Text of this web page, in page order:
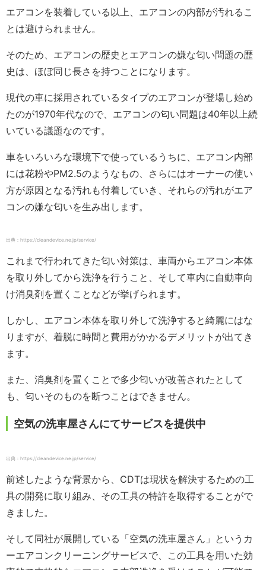
エアコンを装着している以上、エアコンの内部が汚れるこ
とは避けられません。
そのため、エアコンの歴史とエアコンの嫌な匂い問題の歴
史は、ほぼ同じ長さを持つことになります。
現代の車に採用されているタイプのエアコンが登場し始め
たのが1970年代なので、エアコンの匂い問題は40年以上続
いている議題なのです。
車をいろいろな環境下で使っているうちに、エアコン内部
には花粉やPM2.5のようなもの、さらにはオーナーの使い
方が原因となる汚れも付着していき、それらの汚れがエア
コンの嫌な匂いを生み出します。
出典：https://cleandevice.ne.jp/service/
これまで行われてきた匂い対策は、車両からエアコン本体
を取り外してから洗浄を行うこと、そして車内に自動車向
け消臭剤を置くことなどが挙げられます。
しかし、エアコン本体を取り外して洗浄すると綺麗にはな
りますが、着脱に時間と費用がかかるデメリットが出てき
ます。
また、消臭剤を置くことで多少匂いが改善されたとして
も、匂いそのものを断つことはできません。
空気の洗車屋さんにてサービスを提供中
出典：https://cleandevice.ne.jp/service/
前述したような背景から、CDTは現状を解決するための工
具の開発に取り組み、その工具の特許を取得することがで
きました。
そして同社が展開している「空気の洗車屋さん」というカ
ーエアコンクリーニングサービスで、この工具を用いた効